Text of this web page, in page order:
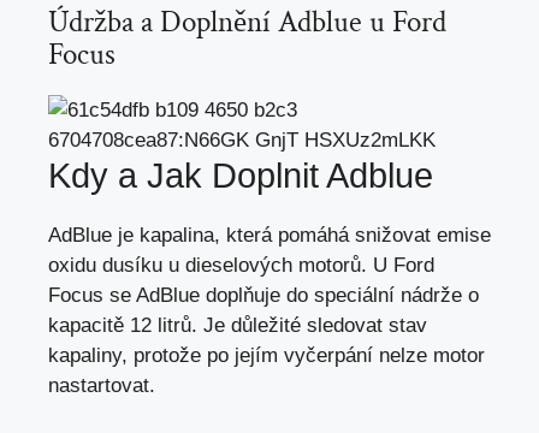
Údržba a Doplnění Adblue u Ford
Focus
Kdy a Jak Doplnit Adblue
AdBlue je kapalina, která pomáhá snižovat emise
oxidu dusíku u dieselových motorů. U Ford
Focus se AdBlue doplňuje do speciální nádrže o
kapacitě 12 litrů. Je důležité sledovat stav
kapaliny, protože po jejím vyčerpání nelze motor
nastartovat.